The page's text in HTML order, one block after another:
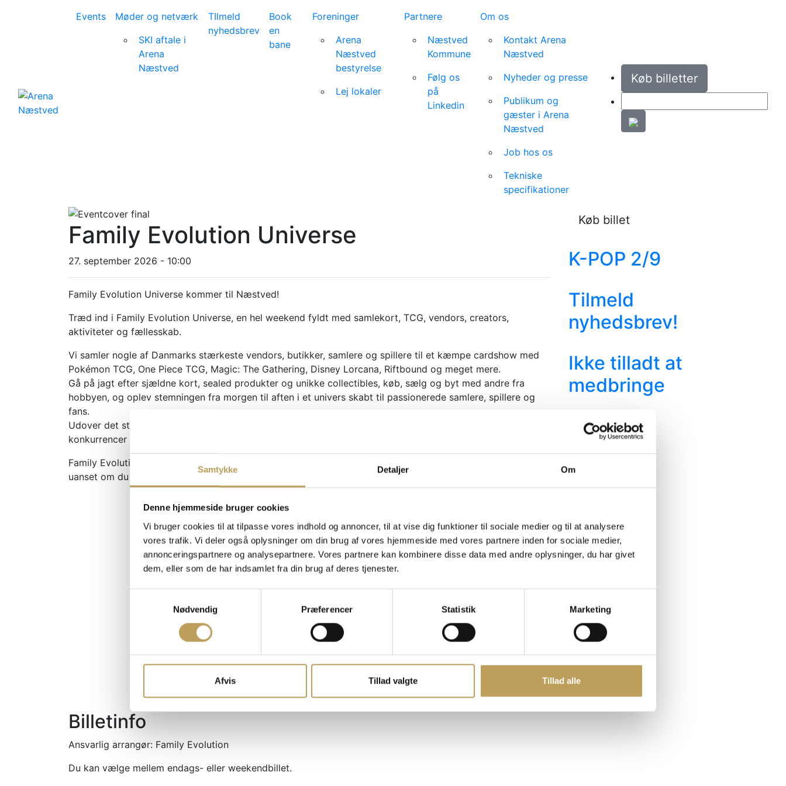
Samtykke Detaljer Om
Denne hjemmeside bruger cookies
Vi bruger cookies til at tilpasse vores indhold og annoncer, til at vise dig funktioner til sociale medier og til at analysere
vores trafik. Vi deler også oplysninger om din brug af vores hjemmeside med vores partnere inden for sociale medier,
annonceringspartnere og analysepartnere. Vores partnere kan kombinere disse data med andre oplysninger, du har givet
dem, eller som de har indsamlet fra din brug af deres tjenester.
Nødvendig
Præferencer Statistik Marketing
Afvis Tillad valgte Tillad alle
Events
Møder og netværk
SKI aftale i
Arena
Næstved
TIlmeld
nyhedsbrev
Book
en
bane
Foreninger
Arena
Næstved
bestyrelse
Lej lokaler
Partnere
Næstved
Kommune
Følg os
på
Linkedin
Om os
Kontakt Arena
Næstved
Nyheder og presse
Publikum og
gæster i Arena
Næstved
Job hos os
Tekniske
specifikationer
Køb billetter
Family Evolution Universe
27. september 2026 - 10:00
Family Evolution Universe kommer til Næstved!
Træd ind i Family Evolution Universe, en hel weekend fyldt med samlekort, TCG, vendors, creators,
aktiviteter og fællesskab.
Vi samler nogle af Danmarks stærkeste vendors, butikker, samlere og spillere til et kæmpe cardshow med
Pokémon TCG, One Piece TCG, Magic: The Gathering, Disney Lorcana, Riftbound og meget mere.
Gå på jagt efter sjældne kort, sealed produkter og unikke collectibles, køb, sælg og byt med andre fra
hobbyen, og oplev stemningen fra morgen til aften i et univers skabt til passionerede samlere, spillere og
fans.
Udover det store cardshow kan du opleve creators, meetups, legeareal, brætspilsområde, kreaområde,
konkurrencer og aktiviteter for både børn, unge og voksne.
Family Evolution Universe er skabt for alle, der elsker TCG, collectibles, gaming, community og oplevelser,
uanset om du er hardcore samler, aktiv spiller, ny i hobbyen eller kommer med hele familien.
kæmpe cardshow
Family Evolution Universe samler nogle af de mest
populære YouTubere med mulighed for spændende
meet-ups.
store cardshow, prøv kræfter med TCG og dyk ned
i den fascinerende verden af Pokémon, One Piece
og meget mere.
Det er en unik mulighed for samlere, fans og
nysgerrige sjæle, der kan se frem til en oplevelse ud
over det sædvanlige.
Billetinfo
Ansvarlig arrangør: Family Evolution
Du kan vælge mellem endags- eller weekendbillet.
Køb billet
K-POP 2/9
Tilmeld
nyhedsbrev!
Ikke tilladt at
medbringe